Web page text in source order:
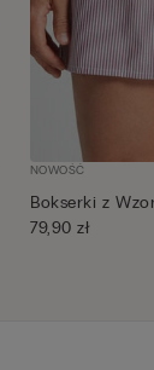
NOWOŚĆ
Bokserki z
79,90 zł